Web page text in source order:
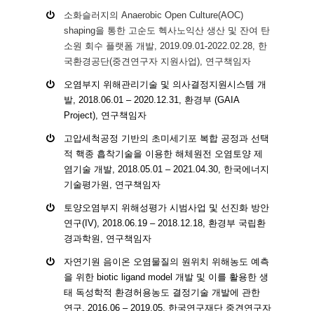
소화슬러지의 Anaerobic Open Culture(AOC)
shaping을 통한 고순도 헥사노익산 생산 및 잔여 탄
소원 회수 플랫폼 개발, 2019.09.01-2022.02.28, 한
국환경공단(중견연구자 지원사업), 연구책임자
오염부지 위해관리기술 및 의사결정지원시스템 개
발, 2018.06.01 – 2020.12.31, 환경부 (GAIA
Project), 연구책임자
고압세척공정 기반의 초미세기포 복합 공정과 선택
적 핵종 흡착기술을 이용한 해체원전 오염토양 제
염기술 개발, 2018.05.01 – 2021.04.30, 한국에너지
기술평가원, 연구책임자
토양오염부지 위해성평가 시범사업 및 선진화 방안
연구(IV), 2018.06.19 – 2018.12.18, 환경부 국립환
경과학원, 연구책임자
자연기원 음이온 오염물질의 원위치 위해농도 예측
을 위한 biotic ligand model 개발 및 이를 활용한 생
태 독성학적 환경허용농도 결정기술 개발에 관한
연구, 2016.06 – 2019.05, 한국연구재단 중견연구자